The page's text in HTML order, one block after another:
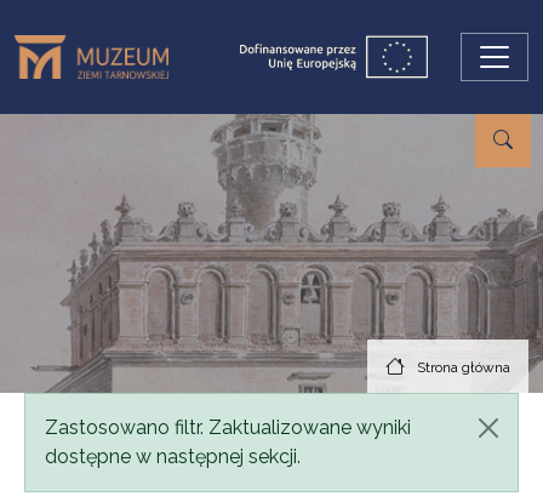
Strona główna
Komunikat
Zastosowano filtr. Zaktualizowane wyniki
dostępne w następnej sekcji.